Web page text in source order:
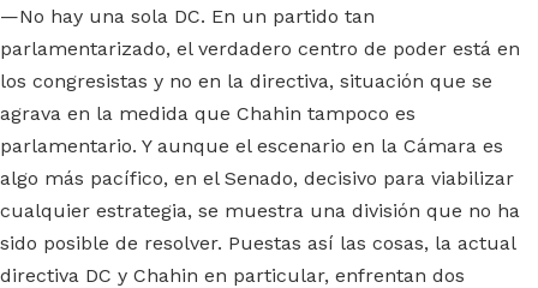
—No hay una sola DC. En un partido tan
parlamentarizado, el verdadero centro de poder está en
los congresistas y no en la directiva, situación que se
agrava en la medida que Chahin tampoco es
parlamentario. Y aunque el escenario en la Cámara es
algo más pacífico, en el Senado, decisivo para viabilizar
cualquier estrategia, se muestra una división que no ha
sido posible de resolver. Puestas así las cosas, la actual
directiva DC y Chahin en particular, enfrentan dos